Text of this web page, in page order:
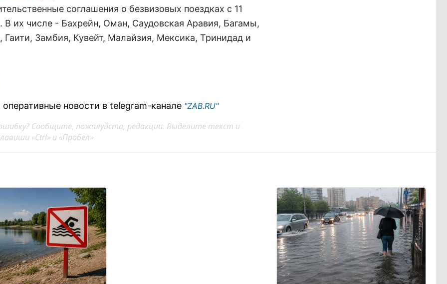
соглашения о безвизовых поездках с 11
В их числе - Бахрейн, Оман, Саудовская Аравия, Багамы,
Гаити, Замбия, Кувейт, Малайзия, Мексика, Тринидад и
новости в telegram-канале "ZAB.RU"
Сообщите, пожалуйста, редакции. Выделите текст и
«Ctrl» и «Пробел»